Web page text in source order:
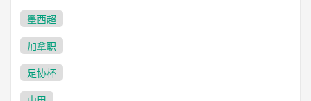
墨西超
加拿职
足协杯